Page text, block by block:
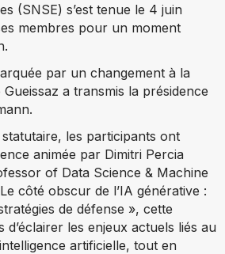
(SNSE) s’est tenue le 4 juin
membres pour un moment
par un changement à la
a transmis la présidence
statutaire, les participants ont
animée par Dimitri Percia
of Data Science & Machine
côté obscur de l’IA générative :
de défense », cette
d’éclairer les enjeux actuels liés au
artificielle, tout en